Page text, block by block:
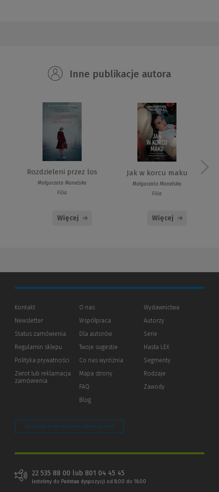
Inne publikacje autora
Rozdzieleni przez los
Małgorzata Manelska
Filia
Więcej
Jak w korcu maku
Małgorzata Manelska
Filia
Więcej
Kontakt
Newsletter
Status zamówienia
Regulamin sklepu
Polityka prywatności (Nowe
(Link
innej
Zwrot lub reklamacja
zamówienia
O nas
Współpraca
Dla autorów(Nowe
(Link
innej
strony)
Twoje sugestie
Co nas wyróżnia
Mapa strony
FAQ
Blog
Wydawnictwa
Autorzy
Serie
Hasła LEX
Segmenty
Rodzaje
Zawody
Zarządzaj preferencjami plików cookie
22 535 88 00 lub 801 04 45 45
Jesteśmy do Państwa dyspozycji od 8:00 do 16:00